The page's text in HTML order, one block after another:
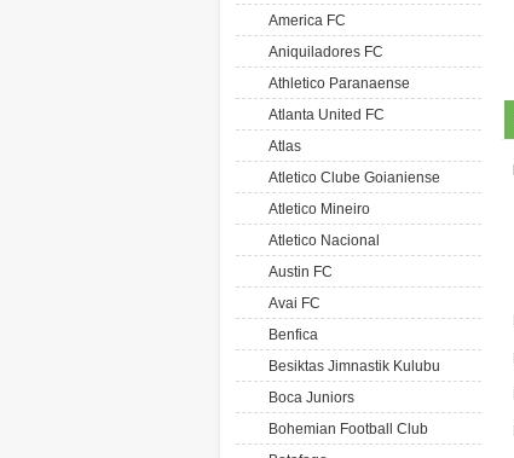
America FC
Aniquiladores FC
Athletico Paranaense
Atlanta United FC
Atlas
Atletico Clube Goianiense
Atletico Mineiro
Atletico Nacional
Austin FC
Avai FC
Benfica
Besiktas Jimnastik Kulubu
Boca Juniors
Bohemian Football Club